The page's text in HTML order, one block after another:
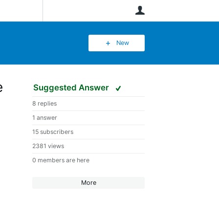
New
Suggested Answer
8 replies
1 answer
15 subscribers
2381 views
0 members are here
More